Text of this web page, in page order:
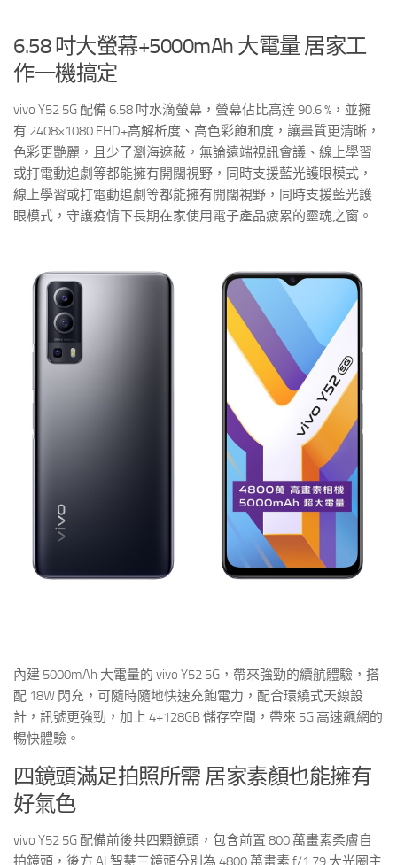
6.58 吋大螢幕+5000mAh 大電量 居家工
作一機搞定
vivo Y52 5G 配備 6.58 吋水滴螢幕，螢幕佔比高達 90.6 %，並擁
有 2408×1080 FHD+高解析度、高色彩飽和度，讓畫質更清晰，
色彩更艷麗，且少了瀏海遮蔽，無論遠端視訊會議、線上學習
或打電動追劇等都能擁有開闊視野，同時支援藍光護眼模式，
線上學習或打電動追劇等都能擁有開闊視野，同時支援藍光護
眼模式，守護疫情下長期在家使用電子產品疲累的靈魂之窗。
內建 5000mAh 大電量的 vivo Y52 5G，帶來強勁的續航體驗，搭
配 18W 閃充，可隨時隨地快速充飽電力，配合環繞式天線設
計，訊號更強勁，加上 4+128GB 儲存空間，帶來 5G 高速飆網的
暢快體驗。
四鏡頭滿足拍照所需 居家素顏也能擁有
好氣色
vivo Y52 5G 配備前後共四顆鏡頭，包含前置 800 萬畫素柔膚自
拍鏡頭，後方 AI 智慧三鏡頭分別為 4800 萬畫素 f/1.79 大光圈主